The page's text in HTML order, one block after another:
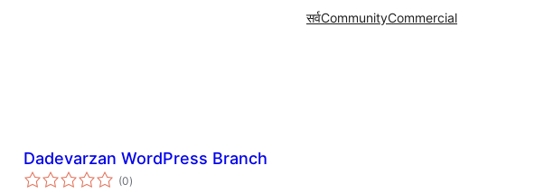
सर्वCommunityCommercial
Dadevarzan WordPress Branch
(0एकूण
मूल्यांकन
)